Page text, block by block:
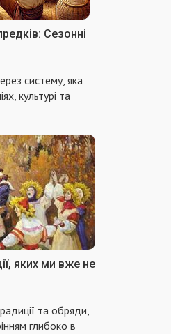
Сезонні
систему, яка
культурі та
яких ми вже не
та обряди,
глибоко в